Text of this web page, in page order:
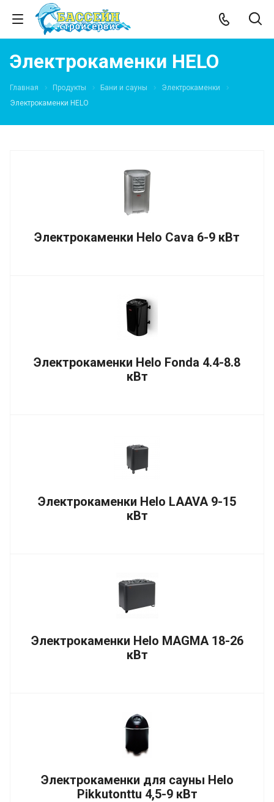
Электрокаменки HELO
Главная Продукты Бани и сауны
Электрокаменки
Электрокаменки HELO
Электрокаменки Helo Cava 6-9 кВт
Электрокаменки Helo Fonda 4.4-8.8
кВт
Электрокаменки Helo LAAVA 9-15
кВт
Электрокаменки Helo MAGMA 18-26
кВт
Электрокаменки для сауны Helo
Pikkutonttu 4,5-9 кВт